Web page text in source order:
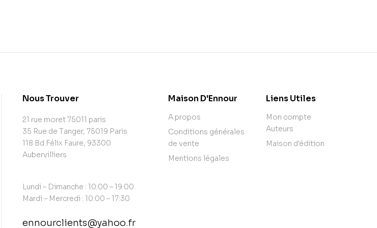
Nous Trouver
21 rue moret 75011 paris
35 Rue de Tanger, 75019 Paris
118 Bd Félix Faure, 93300
Aubervilliers
Lundi – Dimanche : 10:00 – 19:00
Mardi – Mercredi : 10:00 – 17:30
ennourclients@yahoo.fr
Maison D'Ennour
A propos
Conditions générales
de vente
Mentions légales
Liens Utiles
Mon compte
Auteurs
Maison d'édition